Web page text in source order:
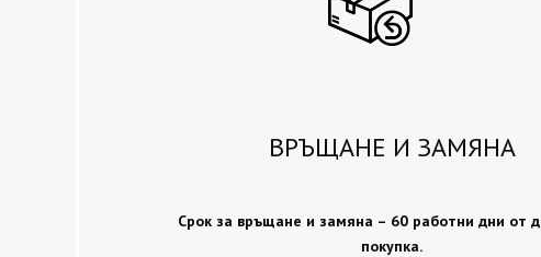
ВРЪЩАНЕ И ЗАМЯНА
Срок за връщане и замяна – 60 работни дни от
покупка.